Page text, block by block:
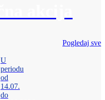
Pogledaj sve
U
periodu
od
14.07.
do